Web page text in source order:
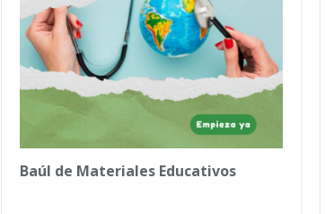
Baúl de Materiales Educativos